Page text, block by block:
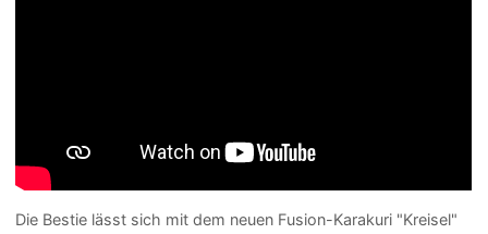
Die Bestie lässt sich mit dem neuen Fusion-Karakuri "Kreisel"